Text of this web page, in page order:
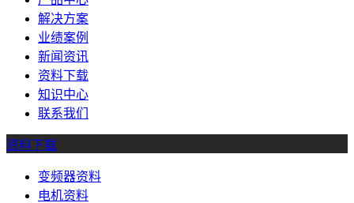
解决方案
业绩案例
新闻资讯
资料下载
知识中心
联系我们
资料下载
变频器资料
电机资料